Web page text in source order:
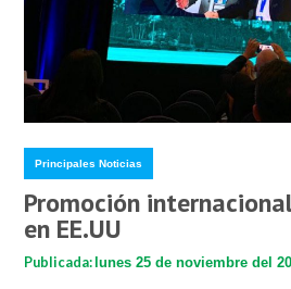
Principales Noticias
Promoción
en EE.UU
Publicada: lunes 25 de noviembre del